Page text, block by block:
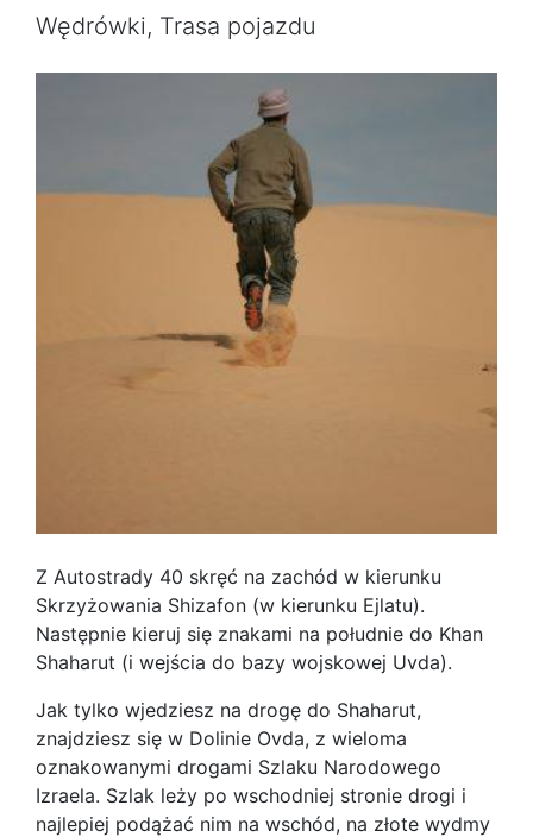
Wędrówki, Trasa pojazdu
Z Autostrady 40 skręć na zachód w kierunku
Skrzyżowania Shizafon (w kierunku Ejlatu).
Następnie kieruj się znakami na południe do Khan
Shaharut (i wejścia do bazy wojskowej Uvda).
Jak tylko wjedziesz na drogę do Shaharut,
znajdziesz się w Dolinie Ovda, z wieloma
oznakowanymi drogami Szlaku Narodowego
Izraela. Szlak leży po wschodniej stronie drogi i
najlepiej podążać nim na wschód, na złote wydmy